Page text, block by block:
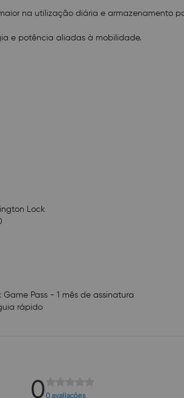
- Não possui teclado numérico
- Peso: 1,3kg
na utilização diária e armazenamento
e potência aliadas à mobilidade.
Lock
Game Pass - 1 mês de assinatura
rápido
00 avaliações